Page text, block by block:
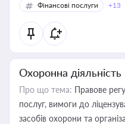
Фінансові послуги
+13
Охоронна діяльність
Про що тема: Правове
послуг, вимоги до
засобів охорони та